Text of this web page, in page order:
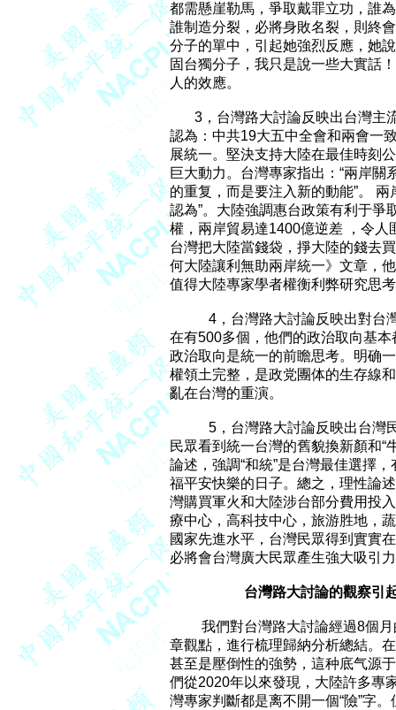
都需懸崖勒馬，爭取戴罪立功，誰
誰制造分裂，必將身敗名裂，則終
分子的單中，引起她強烈反應，她
固台獨分子，我只是說一些大實話
人的效應。
3，台灣路大討論反映出台灣
認為：中共19大五中全會和兩會一
展統一。堅決支持大陸在最佳時刻
巨大動力。台灣專家指出：“兩岸
的重复，而是要注入新的動能”。
認為”。大陸強調惠台政策有利于爭
權，兩岸貿易達1400億逆差 ，令人
台灣把大陸當錢袋，掙大陸的錢去
何大陸讓利無助兩岸統一》文章，
值得大陸專家學者權衡利弊研究
4，台灣路大討論反映出
在有500多個，他們的政治取向基
政治取向是統一的前瞻思考。明确
權領土完整，是政党團体的生存線
亂在台灣的重演。
5，台灣路大討論反映出
民眾看到統一台灣的舊貌換新顏和“
論述，強調“和統”是台灣最佳選擇
福平安快樂的日子。總之，理性論
灣購買軍火和大陸涉台部分費用投
療中心，高科技中心，旅游胜地，
國家先進水平，台灣民眾得到實實
必將會台灣廣大民眾產生強大吸引
台灣路大討論的觀察引
我們對台灣路大討論經過8
章觀點，進行梳理歸納分析總結。
甚至是壓倒性的強勢，這种底气源
們從2020年以來發現，大陸許多專
灣專家判斷都是离不開一個“險”字